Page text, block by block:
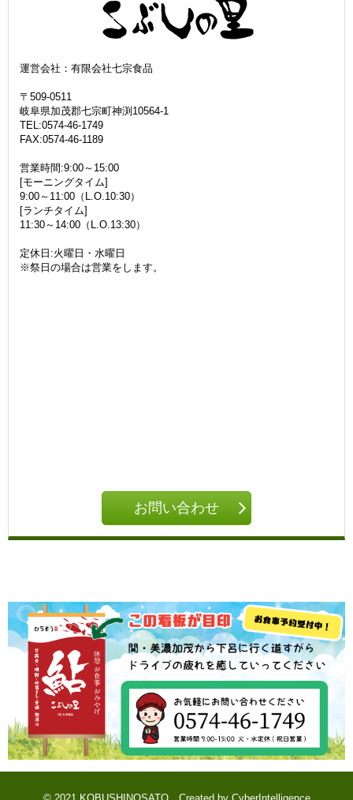
運営会社：有限会社七宗食品
〒509-0511
岐阜県加茂郡七宗町神渕10564-1
TEL:0574-46-1749
FAX:0574-46-1189
営業時間:9:00～15:00
[モーニングタイム]
9:00～11:00（L.O.10:30）
[ランチタイム]
11:30～14:00（L.O.13:30）
定休日:火曜日・水曜日
※祭日の場合は営業をします。
お問い合わせ